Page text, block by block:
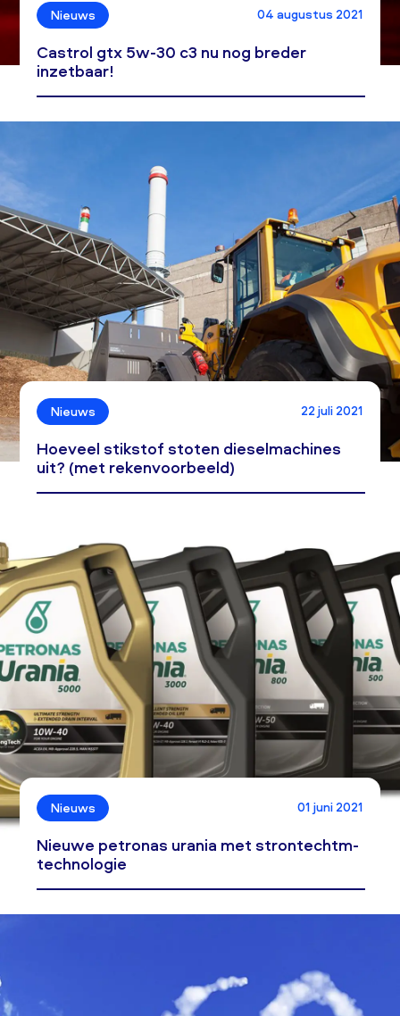
Nieuws 04 augustus 2021
Castrol gtx 5w-30 c3 nu nog breder
inzetbaar!
Nieuws 22 juli 2021
Hoeveel stikstof stoten dieselmachines
uit? (met rekenvoorbeeld)
Nieuws 01 juni 2021
Nieuwe petronas urania met strontechtm-
technologie